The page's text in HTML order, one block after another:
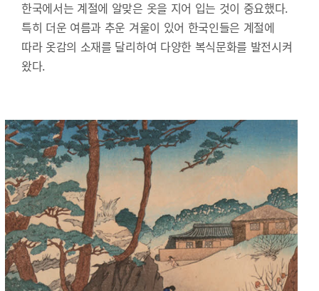
한국에서는 계절에 알맞은 옷을 지어 입는 것이 중요했다.
특히 더운 여름과 추운 겨울이 있어 한국인들은 계절에
따라 옷감의 소재를 달리하여 다양한 복식문화를 발전시켜
왔다.